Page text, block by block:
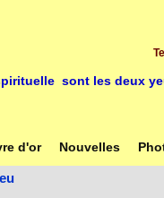
sont les deux
d'or Nouvelles